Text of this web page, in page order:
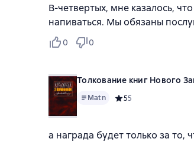
В-четвертых, мне казалось,
напиваться. Мы обязаны
0 0
Толкование книг Нового
Matn Средний рейтинг 5 на
55
а награда будет только за то,